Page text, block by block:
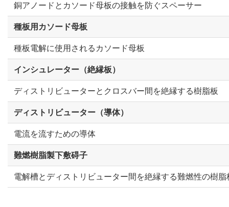
銅アノードとカソード母板の接触を防ぐスペーサー
種板用カソード母板
種板電解に使用されるカソード母板
インシュレーター（絶縁板）
ディストリビューターとクロスバー間を絶縁する樹脂板
ディストリビューター（導体）
電流を流すための導体
難燃樹脂製下敷碍子
電解槽とディストリビューター間を絶縁する難燃性の樹脂